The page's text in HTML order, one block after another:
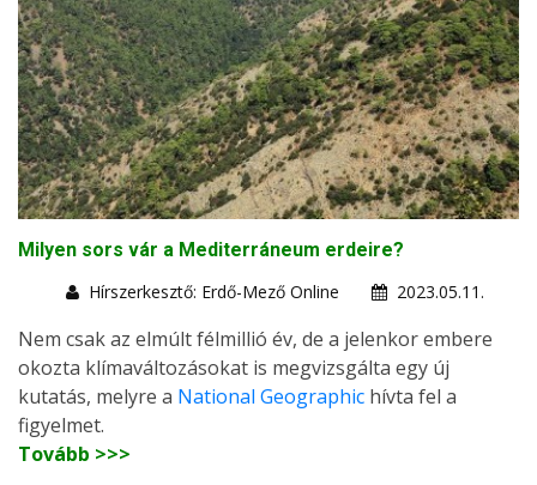
Milyen sors vár a Mediterráneum erdeire?
Hírszerkesztő: Erdő-Mező Online
2023.05.11.
Nem csak az elmúlt félmillió év, de a jelenkor embere
okozta klímaváltozásokat is megvizsgálta egy új
kutatás, melyre a National Geographic hívta fel a
figyelmet.
Tovább >>>